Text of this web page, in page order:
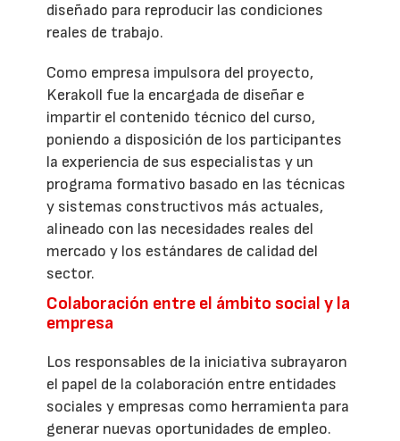
diseñado para reproducir las condiciones
reales de trabajo.
Como empresa impulsora del proyecto,
Kerakoll fue la encargada de diseñar e
impartir el contenido técnico del curso,
poniendo a disposición de los participantes
la experiencia de sus especialistas y un
programa formativo basado en las técnicas
y sistemas constructivos más actuales,
alineado con las necesidades reales del
mercado y los estándares de calidad del
sector.
Colaboración entre el ámbito social y la
empresa
Los responsables de la iniciativa subrayaron
el papel de la colaboración entre entidades
sociales y empresas como herramienta para
generar nuevas oportunidades de empleo.